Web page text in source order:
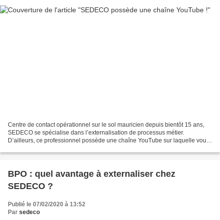
Centre de contact opérationnel sur le sol mauricien depuis bientôt 15 ans,
SEDECO se spécialise dans l’externalisation de processus métier.
D’ailleurs, ce professionnel possède une chaîne YouTube sur laquelle vous
BPO : quel avantage à externaliser chez
SEDECO ?
Publié le 07/02/2020 à 13:52
Par sedeco